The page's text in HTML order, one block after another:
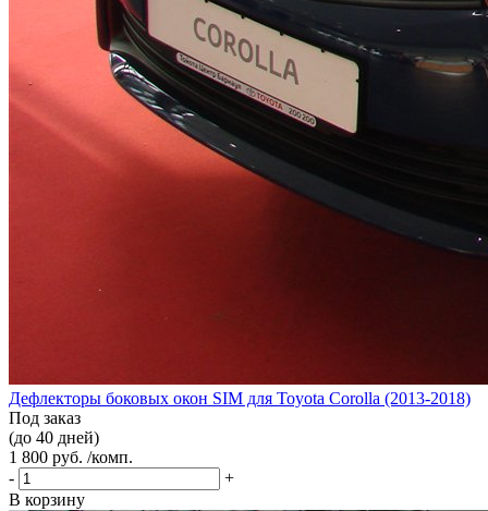
Дефлекторы боковых окон SIM для Toyota Corolla (2013-2018)
Под заказ
(до 40 дней)
1 800 руб. /комп.
-
+
В корзину